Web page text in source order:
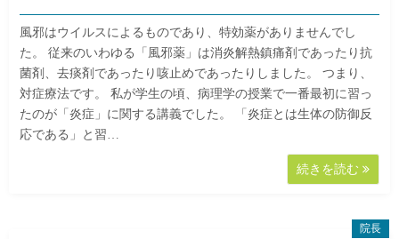
風邪はウイルスによるものであり、特効薬がありませんでし
た。 従来のいわゆる「風邪薬」は消炎解熱鎮痛剤であったり抗
菌剤、去痰剤であったり咳止めであったりしました。 つまり、
対症療法です。 私が学生の頃、病理学の授業で一番最初に習っ
たのが「炎症」に関する講義でした。 「炎症とは生体の防御反
応である」と習…
続きを読む
院長